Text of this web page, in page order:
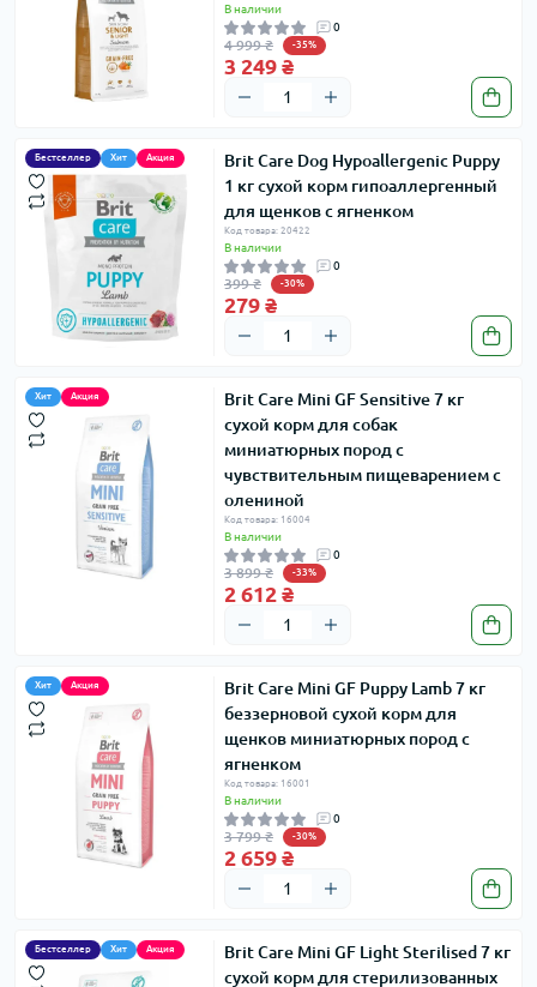
В наличии
0
4 999 ₴ -35%
3 249 ₴
Бестселлер Хит Акция
Brit Care Dog Hypoallergenic Puppy
1 кг сухой корм гипоаллергенный
для щенков с ягненком
Код товара: 20422
В наличии
0
399 ₴ -30%
279 ₴
Хит Акция
Brit Care Mini GF Sensitive 7 кг
сухой корм для собак
миниатюрных пород с
чувствительным пищеварением с
олениной
Код товара: 16004
В наличии
0
3 899 ₴ -33%
2 612 ₴
Хит Акция
Brit Care Mini GF Puppy Lamb 7 кг
беззерновой сухой корм для
щенков миниатюрных пород с
ягненком
Код товара: 16001
В наличии
0
3 799 ₴ -30%
2 659 ₴
Бестселлер Хит Акция
Brit Care Mini GF Light Sterilised 7 кг
сухой корм для стерилизованных